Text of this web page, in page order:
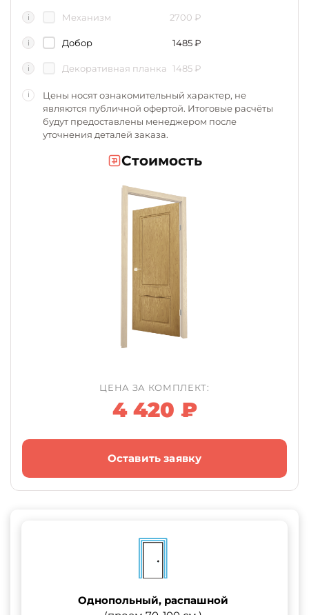
i Механизм 2700 ₽
i Добор 1485₽
i Декоративная планка 1485 ₽
i
Цены носят ознакомительный характер, не
являются публичной офертой. Итоговые расчёты
будут предоставлены менеджером после
уточнения деталей заказа.
Стоимость
ЦЕНА ЗА КОМПЛЕКТ:
4 420 ₽
Оставить заявку
Однопольный, распашной